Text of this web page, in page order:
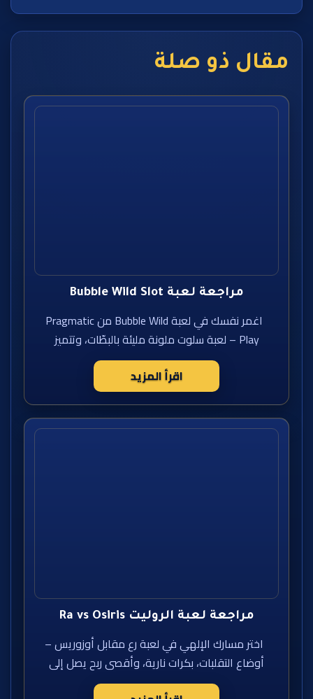
مقال ذو صلة
مراجعة لعبة Bubble Wild Slot
اغمر نفسك في لعبة Bubble Wild من Pragmatic
Play – لعبة سلوت ملونة مليئة بالبطّات، وتتميز
اقرأ المزيد
مراجعة لعبة الروليت Ra vs Osiris
اختر مسارك الإلهي في لعبة رع مقابل أوزوريس –
أوضاع التقلبات، بكرات نارية، وأقصى ربح يصل إلى